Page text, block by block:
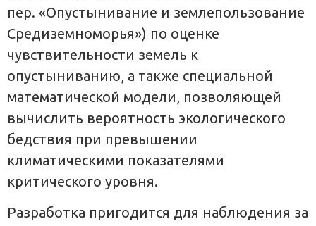
пер. «Опустынивание и землепользование
Средиземноморья») по оценке
чувствительности земель к
опустыниванию, а также специальной
математической модели, позволяющей
вычислить вероятность экологического
бедствия при превышении
климатическими показателями
критического уровня.
Разработка пригодится для наблюдения за